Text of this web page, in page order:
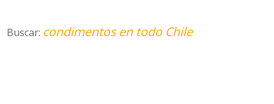
Buscar: condimentos en todo Chile